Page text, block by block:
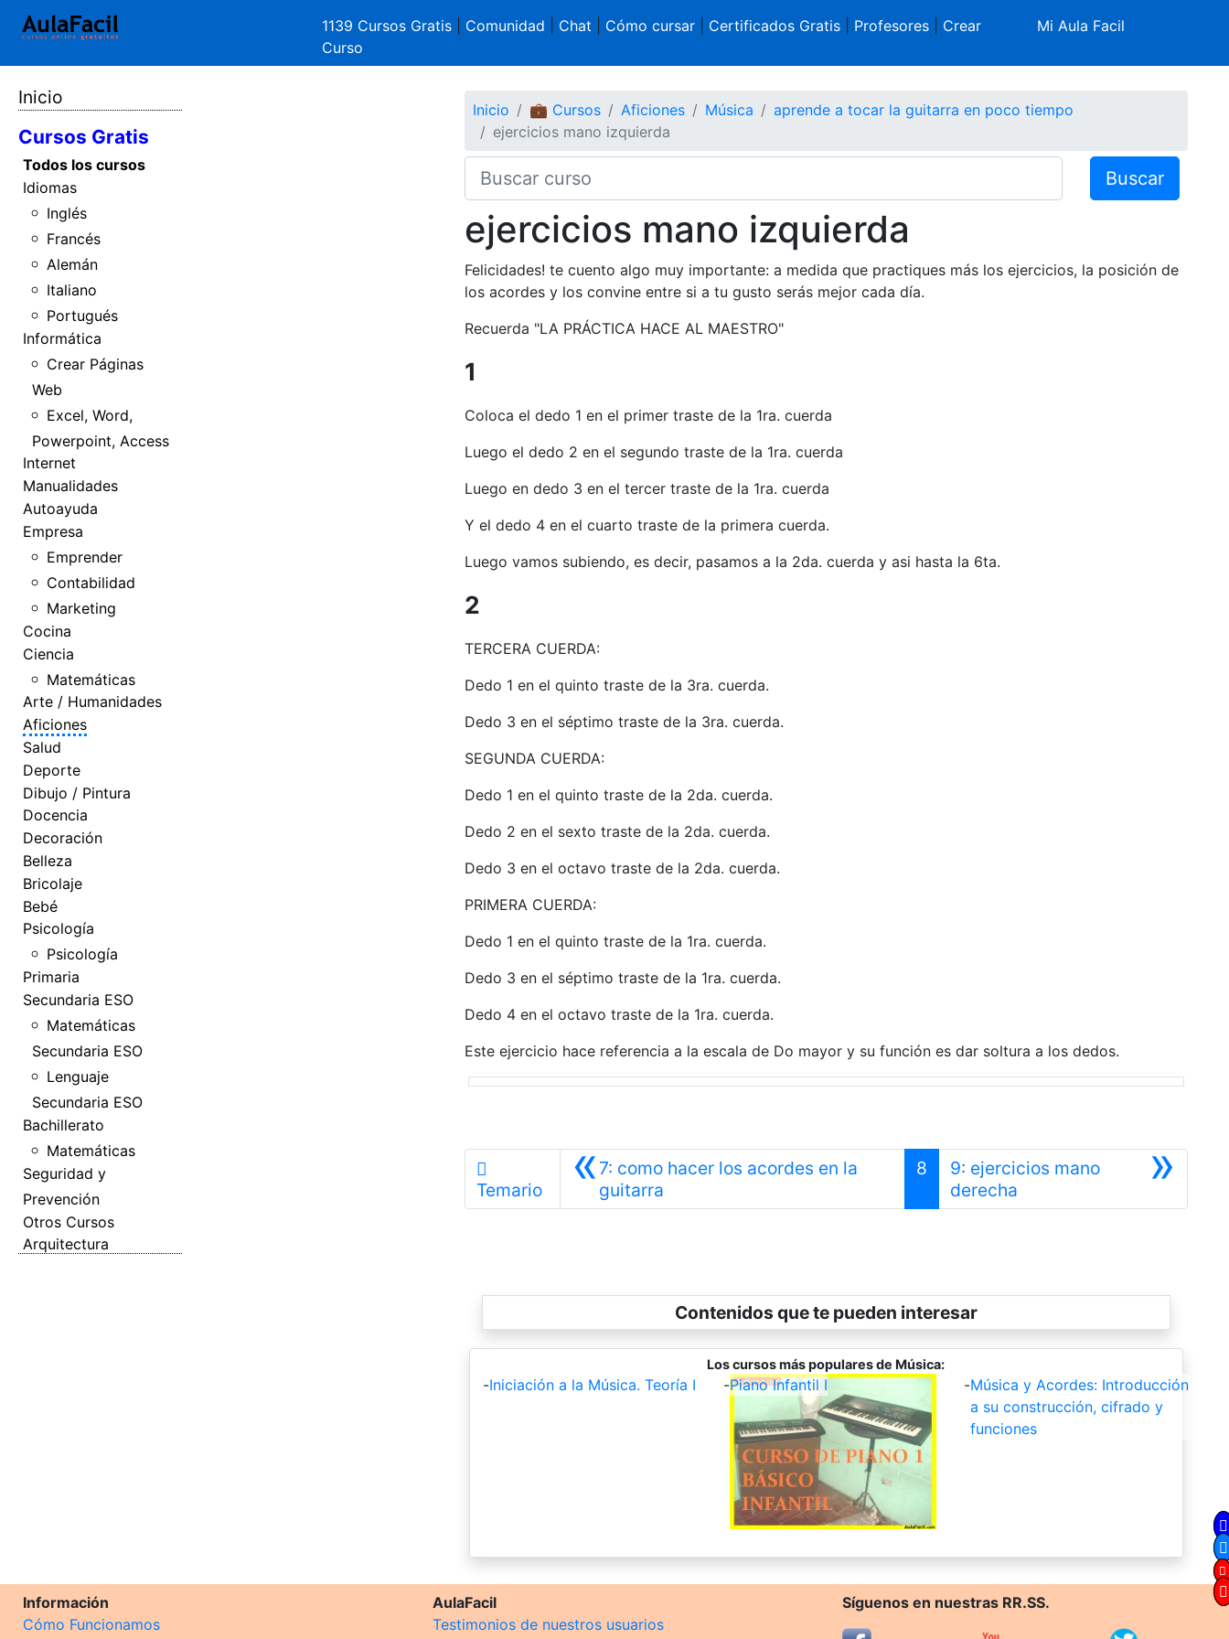
1139 Cursos Gratis Comunidad Chat Cómo cursar| Certificados Gratis| Profesores| Crear
Curso
Mi Aula Facil
Inicio
Cursos Gratis
Todos los cursos
Idiomas
Inglés
Francés
Alemán
Italiano
Portugués
Informática
Crear Páginas
Web
Excel, Word,
Powerpoint, Access
Internet
Manualidades
Autoayuda
Empresa
Emprender
Contabilidad
Marketing
Cocina
Ciencia
Matemáticas
Arte / Humanidades
Aficiones
Salud
Deporte
Dibujo / Pintura
Docencia
Decoración
Belleza
Bricolaje
Bebé
Psicología
Psicología
Primaria
Secundaria ESO
Matemáticas
Secundaria ESO
Lenguaje
Secundaria ESO
Bachillerato
Matemáticas
Seguridad y
Prevención
Otros Cursos
Arquitectura
Inicio 💼 Cursos Aficiones Música
aprende a tocar la guitarra en poco tiempo
ejercicios mano izquierda
Buscar
ejercicios mano izquierda
Felicidades! te cuento algo muy importante: a medida que practiques más los ejercicios, la posición de
los acordes y los convine entre si a tu gusto serás mejor cada día.
Recuerda "LA PRÁCTICA HACE AL MAESTRO"
1
Coloca el dedo 1 en el primer traste de la 1ra. cuerda
Luego el dedo 2 en el segundo traste de la 1ra. cuerda
Luego en dedo 3 en el tercer traste de la 1ra. cuerda
Y el dedo 4 en el cuarto traste de la primera cuerda.
Luego vamos subiendo, es decir, pasamos a la 2da. cuerda y asi hasta la 6ta.
2
TERCERA CUERDA:
Dedo 1 en el quinto traste de la 3ra. cuerda.
Dedo 3 en el séptimo traste de la 3ra. cuerda.
SEGUNDA CUERDA:
Dedo 1 en el quinto traste de la 2da. cuerda.
Dedo 2 en el sexto traste de la 2da. cuerda.
Dedo 3 en el octavo traste de la 2da. cuerda.
PRIMERA CUERDA:
Dedo 1 en el quinto traste de la 1ra. cuerda.
Dedo 3 en el séptimo traste de la 1ra. cuerda.
Dedo 4 en el octavo traste de la 1ra. cuerda.
Este ejercicio hace referencia a la escala de Do mayor y su función es dar soltura a los dedos.
Temario «7: como hacer los acordes en la
guitarraAnterior
8 »
9: ejercicios mano
derecha
Contenidos que te pueden interesar
Los cursos más populares de Música:
-Iniciación a la Música. Teoría I -Piano Infantil I -Música y Acordes: Introducción
a su construcción, cifrado y
funciones
Información
Cómo Funcionamos
AulaFacil
Testimonios de nuestros usuarios
Síguenos en nuestras RR.SS.